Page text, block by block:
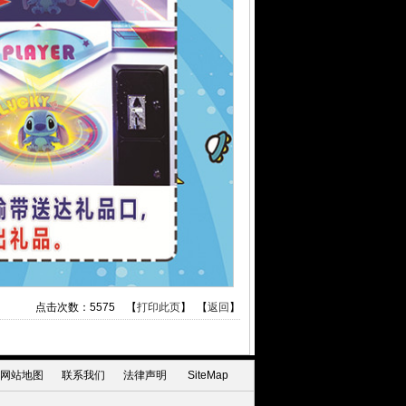
点击次数： 5575 【打印此页】 【返回 】
网站地图 联系我们 法律声明 SiteMap